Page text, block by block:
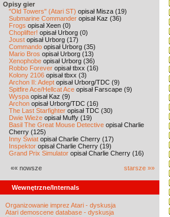
Opisy gier
"Old Towers" (Atari ST) opisał Misza (19)
Submarine Commander opisał Kaz (36)
Frogs opisał Xeen (0)
Choplifter! opisał Urborg (0)
Joust opisał Urborg (17)
Commando opisał Urborg (35)
Mario Bros opisał Urborg (13)
Xenophobe opisał Urborg (36)
Robbo Forever opisał tbxx (16)
Kolony 2106 opisał tbxx (3)
Archon II: Adept opisał Urborg/TDC (9)
Spitfire Ace/Hellcat Ace opisał Farscape (9)
Wyspa opisał Kaz (9)
Archon opisał Urborg/TDC (16)
The Last Starfighter opisał TDC (30)
Dwie Wieże opisał Muffy (19)
Basil The Great Mouse Detective opisał Charlie
Cherry (125)
Inny Świat opisał Charlie Cherry (17)
Inspektor opisał Charlie Cherry (19)
Grand Prix Simulator opisał Charlie Cherry (16)
«« nowsze starsze »»
Wewnętrzne/Internals
Organizowanie imprez Atari - dyskusja
Atari demoscene database - dyskusja